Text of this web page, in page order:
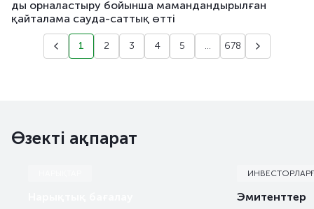
ды орналастыру бойынша мамандандырылған
қайталама сауда-саттық өтті
1 2 3 4 5 ... 678
Өзекті ақпарат
Эмитенттер